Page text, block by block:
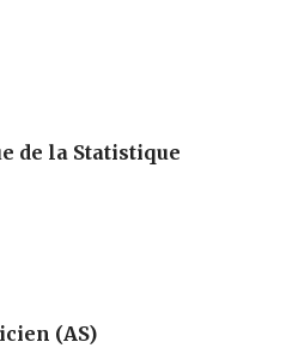
de la Statistique
(AS)